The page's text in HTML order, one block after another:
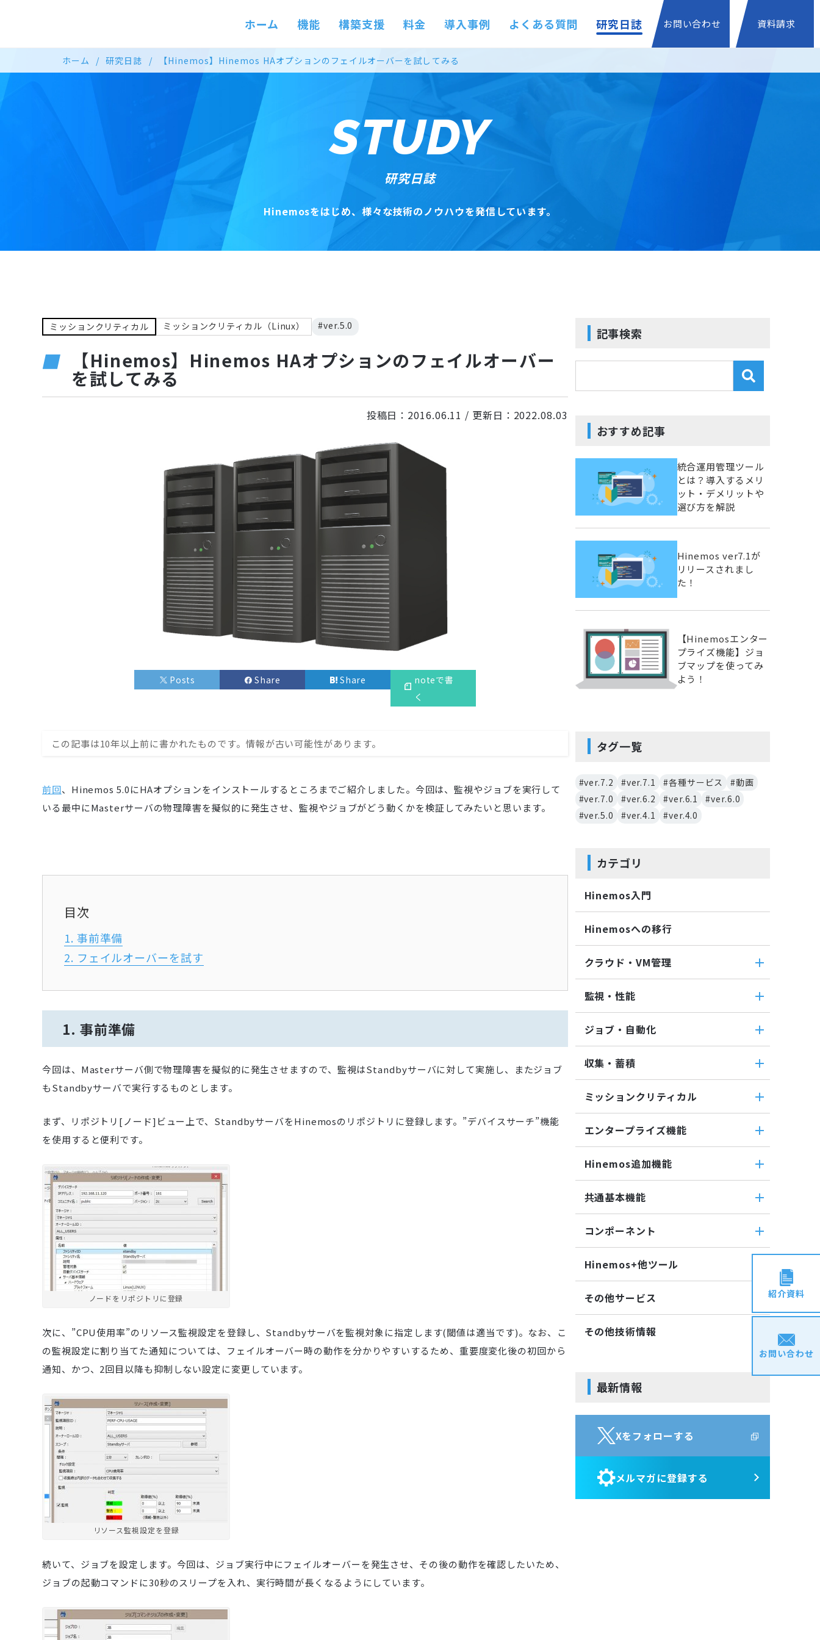
ホーム 機能 構築支援 料金 導入事例 よくある質問 研究日誌 お問い合わせ 資料請求
ホーム 研究日誌 【Hinemos】Hinemos HAオプションのフェイルオーバーを試してみる
STUDY
研究日誌
Hinemosをはじめ、 様々な技術のノウハウを発信しています。
ミッションクリティカル ミッションクリティカル（Linux） #ver.5.0
【Hinemos】Hinemos HAオプションのフェイルオーバー
を試してみる
投稿日： 2016.06.11 / 更新日： 2022.08.03
Posts Share Share
noteで書
く
この記事は10年以上前に書かれたものです。情報が古い可能性があります。
前回、Hinemos 5.0にHAオプションをインストールするところまでご紹介しました。今回は、監視やジョブを実行して
いる最中にMasterサーバの物理障害を擬似的に発生させ、監視やジョブがどう動くかを検証してみたいと思います。
目次
1. 事前準備
2. フェイルオーバーを試す
1. 事前準備
今回は、Masterサーバ側で物理障害を擬似的に発生させますので、監視はStandbyサーバに対して実施し、またジョブ
もStandbyサーバで実行するものとします。
まず、リポジトリ[ノード]ビュー上で、StandbyサーバをHinemosのリポジトリに登録します。”デバイスサーチ”機能
を使用すると便利です。
ノードをリポジトリに登録
次に、”CPU使用率”のリソース監視設定を登録し、Standbyサーバを監視対象に指定します(閾値は適当です)。なお、こ
の監視設定に割り当てた通知については、フェイルオーバー時の動作を分かりやすいするため、重要度変化後の初回から
通知、かつ、2回目以降も抑制しない設定に変更しています。
リソース監視設定を登録
続いて、ジョブを設定します。今回は、ジョブ実行中にフェイルオーバーを発生させ、その後の動作を確認したいため、
ジョブの起動コマンドに30秒のスリープを入れ、実行時間が長くなるようにしています。
記事検索
おすすめ記事
統合運用管理ツール
とは？導入するメリ
ット・デメリットや
選び方を解説
Hinemos ver7.1が
リリースされまし
た！
【Hinemosエンター
プライズ機能】ジョ
ブマップを使ってみ
よう！
タグ一覧
#ver.7.2 #ver.7.1 #各種サービス
#動画
#ver.7.0
#ver.6.2 #ver.6.1
#ver.6.0
#ver.5.0
#ver.4.1 #ver.4.0
カテゴリ
Hinemos入門
Hinemosへの移行
クラウド・VM管理
クラウド管理機能(AWS)
監視・性能
カスタムトラップ監視
バイナリファイル監視
収集値統合監視
相関係数監視
ログ件数監視
システムログ監視
JMX監視
SNMP監視
HTTP監視
Hinemosエージェント監視
Windowsイベント監視
リソース監視
監視機能全般について
性能機能
Hinemos SDML
ジョブ・自動化
コマンドジョブ
参照ジョブ
環境構築機能
ジョブセッション
実行契機
ジョブ連携送信ジョブ
ファイルチェックジョブ
収集・蓄積
ダウンロード
蓄積
収集
ミッションクリティカル
ミッションクリティカル
エンタープライズ機能
Grafana
レポーティング
ノードマップ
ジョブマップ
Hinemos追加機能
ード
Hinemosセキュリティオプション
共通基本機能
メンテナンス
アカウント
カレンダ
リポジトリ
コンポーネント
Hinemosクライアント
Hinemos+他ツール
teams
その他サービス
IT Asset コンシェル
その他技術情報
Perl
Python
最新情報
Xをフォローする
メルマガに登録する
紹介資料
お問い合わせ